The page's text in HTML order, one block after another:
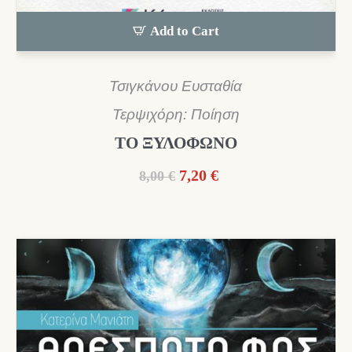
Add to Cart
Τσιγκάνου Ευσταθία
Τερψιχόρη: Ποίηση
ΤΟ ΞΥΛΟΦΩΝΟ
8,00 € Original
8,00 €.
7,20 €Η
είναι:
7,20 €.